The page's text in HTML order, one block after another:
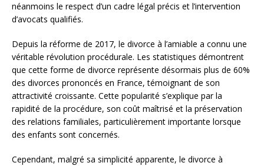
néanmoins le respect d’un cadre légal précis et l’intervention
d’avocats qualifiés.
Depuis la réforme de 2017, le divorce à l’amiable a connu une
véritable révolution procédurale. Les statistiques démontrent
que cette forme de divorce représente désormais plus de 60%
des divorces prononcés en France, témoignant de son
attractivité croissante. Cette popularité s’explique par la
rapidité de la procédure, son coût maîtrisé et la préservation
des relations familiales, particulièrement importante lorsque
des enfants sont concernés.
Cependant, malgré sa simplicité apparente, le divorce à